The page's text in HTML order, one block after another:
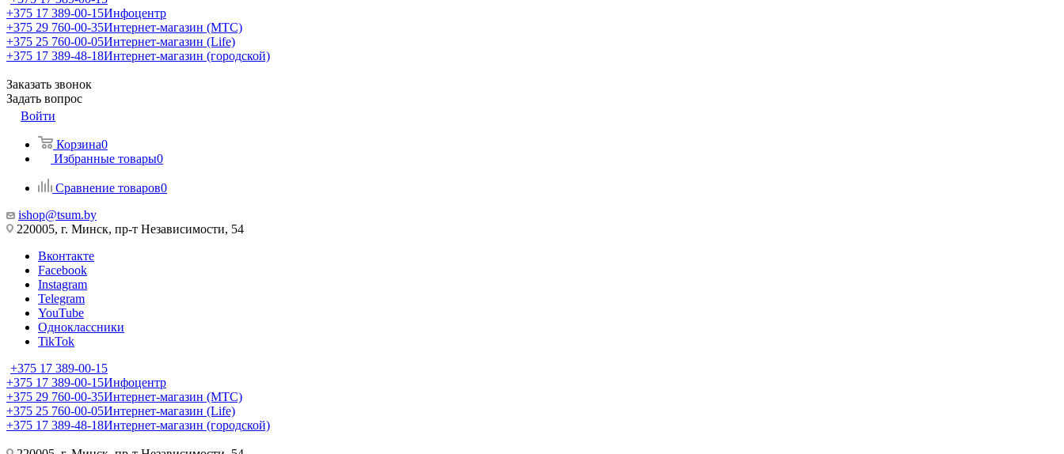
+375 17 389-00-15Инфоцентр
+375 29 760-00-35Интернет-магазин (МТС)
+375 25 760-00-05Интернет-магазин (Life)
+375 17 389-48-18Интернет-магазин (городской)
Заказать звонок
Задать вопрос
Войти
Корзина0
Избранные товары0
Сравнение товаров0
ishop@tsum.by
220005, г. Минск, пр-т Независимости, 54
Вконтакте
Facebook
Instagram
Telegram
YouTube
Одноклассники
TikTok
+375 17 389-00-15
+375 17 389-00-15Инфоцентр
+375 29 760-00-35Интернет-магазин (МТС)
+375 25 760-00-05Интернет-магазин (Life)
+375 17 389-48-18Интернет-магазин (городской)